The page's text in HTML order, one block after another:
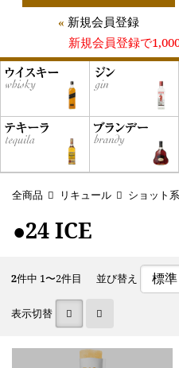
新規会員登録
新規会員登録で
全商品 リキュール ショット
●24 ICE
2件中 1〜2件目 並び替え
表示切替